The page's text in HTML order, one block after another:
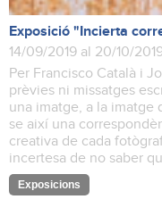
Exposició "Incierta
14/09/2019 al 20/10/
Per Francisco Català i
prèvies ni missatges
una imatge, a la
se així una
creativa de cada
incertesa de no saber
Exposicions